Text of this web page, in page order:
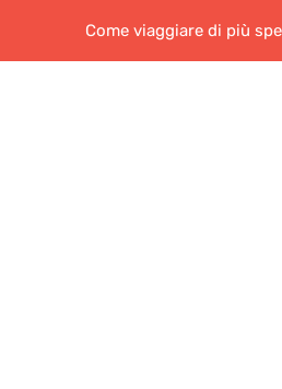
Come viaggiare di più